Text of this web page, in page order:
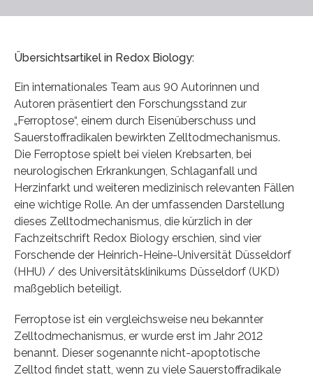
Übersichtsartikel in Redox Biology:
Ein internationales Team aus 90 Autorinnen und
Autoren präsentiert den Forschungsstand zur
„Ferroptose“, einem durch Eisenüberschuss und
Sauerstoffradikalen bewirkten Zelltodmechanismus.
Die Ferroptose spielt bei vielen Krebsarten, bei
neurologischen Erkrankungen, Schlaganfall und
Herzinfarkt und weiteren medizinisch relevanten Fällen
eine wichtige Rolle. An der umfassenden Darstellung
dieses Zelltodmechanismus, die kürzlich in der
Fachzeitschrift Redox Biology erschien, sind vier
Forschende der Heinrich-Heine-Universität Düsseldorf
(HHU) / des Universitätsklinikums Düsseldorf (UKD)
maßgeblich beteiligt.
Ferroptose ist ein vergleichsweise neu bekannter
Zelltodmechanismus, er wurde erst im Jahr 2012
benannt. Dieser sogenannte nicht-apoptotische
Zelltod findet statt, wenn zu viele Sauerstoffradikale